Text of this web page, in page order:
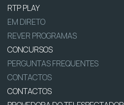
RTP PLAY
EM DIRETO
REVER PROGRAMAS
CONCURSOS
PERGUNTAS FREQUENTES
CONTACTOS
CONTACTOS